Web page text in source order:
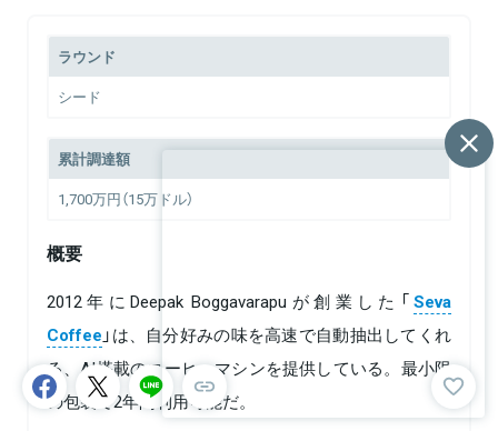
ラウンド
シード
累計調達額
1,700万円（15万ドル）
概要
2012年にDeepak Boggavarapuが創業した「Seva
Coffee 」は、自分好みの味を高速で自動抽出してくれ
る、AI搭載のコーヒーマシンを提供している。最小限
の包装で2年間利用可能だ。